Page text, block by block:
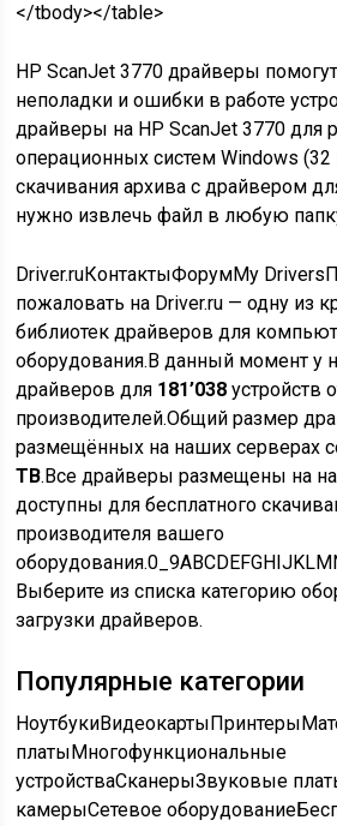
</tbody></table>
HP ScanJet 3770 драйверы
неполадки и ошибки в работе
драйверы на HP ScanJet 3770 для
операционных систем Windows
скачивания архива с драйвером
нужно извлечь файл в любую
Driver.ruКонтактыФорумMy
пожаловать на Driver.ru — одну из
библиотек драйверов для
оборудования.В данный момент у
драйверов для 181’038 устройств
производителей.Общий размер
размещённых на наших серверах
TB.Все драйверы размещены на
доступны для бесплатного
производителя вашего
оборудования.
Выберите из списка категорию
загрузки драйверов.
Популярные категории
НоутбукиВидеокартыПринтеры
платыМногофункциональные
устройстваСканерыЗвуковые
камерыСетевое оборудование